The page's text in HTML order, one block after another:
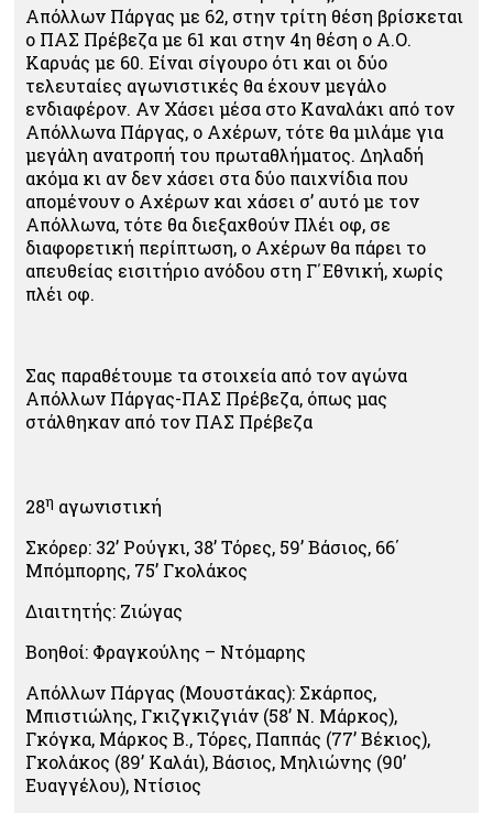
Απόλλων Πάργας με 62, στην τρίτη θέση βρίσκεται
ο ΠΑΣ Πρέβεζα με 61 και στην 4η θέση ο Α.Ο.
Καρυάς με 60. Είναι σίγουρο ότι και οι δύο
τελευταίες αγωνιστικές θα έχουν μεγάλο
ενδιαφέρον. Αν Χάσει μέσα στο Καναλάκι από τον
Απόλλωνα Πάργας, ο Αχέρων, τότε θα μιλάμε για
μεγάλη ανατροπή του πρωταθλήματος. Δηλαδή
ακόμα κι αν δεν χάσει στα δύο παιχνίδια που
απομένουν ο Αχέρων και χάσει σ’ αυτό με τον
Απόλλωνα, τότε θα διεξαχθούν Πλέι οφ, σε
διαφορετική περίπτωση, ο Αχέρων θα πάρει το
απευθείας εισιτήριο ανόδου στη Γ΄Εθνική, χωρίς
πλέι οφ.
Σας παραθέτουμε τα στοιχεία από τον αγώνα
Απόλλων Πάργας-ΠΑΣ Πρέβεζα, όπως μας
στάλθηκαν από τον ΠΑΣ Πρέβεζα
28η αγωνιστική
Σκόρερ: 32’ Ρούγκι, 38’ Τόρες, 59’ Βάσιος, 66΄
Μπόμπορης, 75’ Γκολάκος
Διαιτητής: Ζιώγας
Βοηθοί: Φραγκούλης – Ντόμαρης
Απόλλων Πάργας (Μουστάκας): Σκάρπος,
Μπιστιώλης, Γκιζγκιζγιάν (58’ Ν. Μάρκος),
Γκόγκα, Μάρκος Β., Τόρες, Παππάς (77’ Βέκιος),
Γκολάκος (89’ Καλάι), Βάσιος, Μηλιώνης (90’
Ευαγγέλου), Ντίσιος